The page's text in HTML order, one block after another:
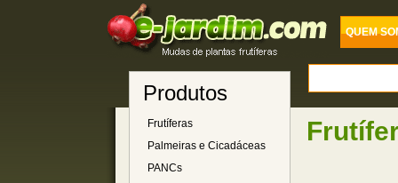
QUEM
Produtos
Frutíferas
Palmeiras e Cicadáceas
PANCs